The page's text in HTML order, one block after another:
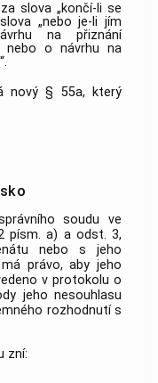
slova „končí-li se
„nebo je-li jím
na přiznání
nebo o návrhu na
nový § 55a, který
soudu ve
písm. a) a odst. 3,
nebo s jeho
právo, aby jeho
v protokolu o
jeho nesouhlasu
rozhodnutí s
zní: